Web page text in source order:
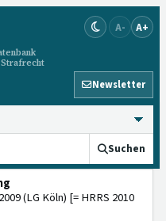
A- A+
Newsletter
Suchen
(LG Köln) [= HRRS 2010